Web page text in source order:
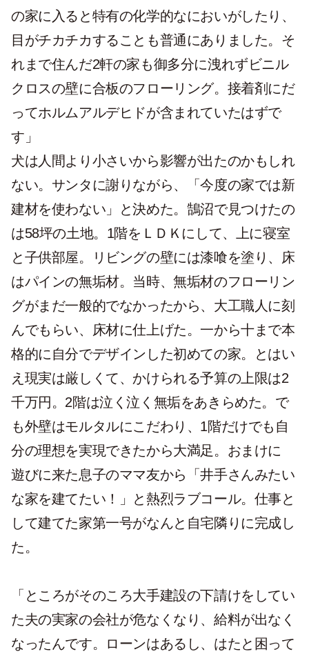
の家に入ると特有の化学的なにおいがしたり、
目がチカチカすることも普通にありました。そ
れまで住んだ2軒の家も御多分に洩れずビニル
クロスの壁に合板のフローリング。接着剤にだ
ってホルムアルデヒドが含まれていたはずで
す」
犬は人間より小さいから影響が出たのかもしれ
ない。サンタに謝りながら、「今度の家では新
建材を使わない」と決めた。鵠沼で見つけたの
は58坪の土地。1階をＬＤＫにして、上に寝室
と子供部屋。リビングの壁には漆喰を塗り、床
はパインの無垢材。当時、無垢材のフローリン
グがまだ一般的でなかったから、大工職人に刻
んでもらい、床材に仕上げた。一から十まで本
格的に自分でデザインした初めての家。とはい
え現実は厳しくて、かけられる予算の上限は2
千万円。2階は泣く泣く無垢をあきらめた。で
も外壁はモルタルにこだわり、1階だけでも自
分の理想を実現できたから大満足。おまけに
遊びに来た息子のママ友から「井手さんみたい
な家を建てたい！」と熱烈ラブコール。仕事と
して建てた家第一号がなんと自宅隣りに完成し
た。
「ところがそのころ大手建設の下請けをしてい
た夫の実家の会社が危なくなり、給料が出なく
なったんです。ローンはあるし、はたと困って